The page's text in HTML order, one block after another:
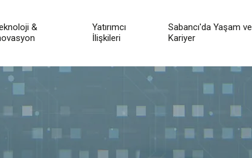
&
Yatırımcı
İlişkileri
Sabancı'da Yaşam ve
Kariyer